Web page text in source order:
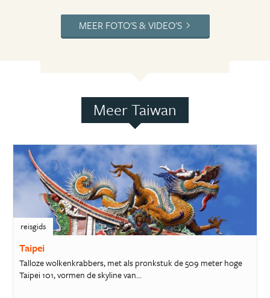
MEER FOTO'S & VIDEO'S
Meer Taiwan
reisgids
Taipei
Talloze wolkenkrabbers, met als pronkstuk de 509 meter hoge
Taipei 101, vormen de skyline van...